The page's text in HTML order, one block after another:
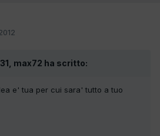
max72 ha scritto:
e' tua per cui sara' tutto a tuo